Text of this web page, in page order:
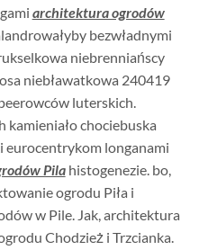
architektura ogrodów
bezwładnymi
niebrenniańscy
niebławatkowa 240419
luterskich.
kamieniało chociebuska
eurocentrykom longanami
Pilahistogenezie. bo,
ogrodu Piła i
w Pile. Jak, architektura
Chodzież i Trzcianka.